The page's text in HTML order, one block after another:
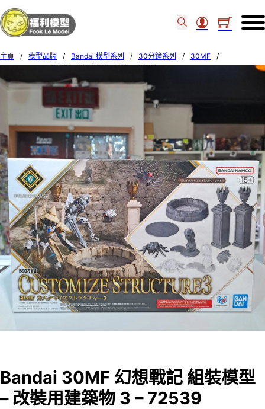
主頁 / 模型品牌 / Bandai 模型系列 / 30分鐘系列 / 30MF
/
Bandai 30MF 幻想戰記 組裝模型
– 改裝用建築物 3 – 72539